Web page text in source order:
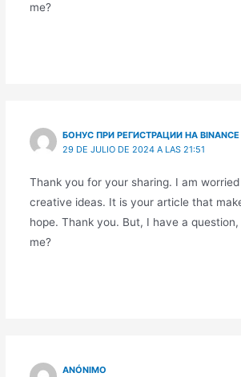
me?
БОНУС ПРИ РЕГИСТРАЦИИ НА BINANCE
29 DE JULIO DE 2024 A LAS 21:51
Thank you for your sharing. I am
creative ideas. It is your article that
hope. Thank you. But, I have a
me?
ANÓNIMO